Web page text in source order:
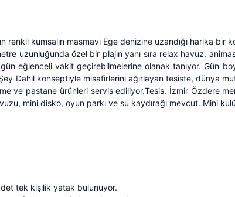
renkli kumsalın masmavi Ege denizine uzandığı harika bir
uzunluğunda özel bir plajın yanı sıra relax havuz,
eğlenceli vakit geçirebilmelerine olanak tanıyor. Gün
Dahil konseptiyle misafirlerini ağırlayan tesiste, dünya
ve pastane ürünleri servis ediliyor.Tesis, İzmir Özdere
mini disko, oyun parkı ve su kaydırağı mevcut. Mini
tek kişilik yatak bulunuyor.